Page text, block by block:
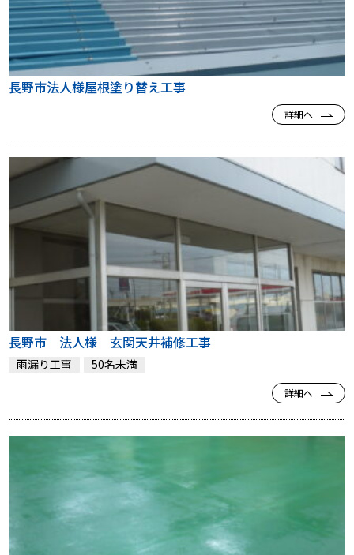
長野市法人様屋根塗り替え工事
詳細へ
長野市 法人様 玄関天井補修工事
雨漏り工事 50名未満
詳細へ